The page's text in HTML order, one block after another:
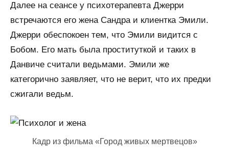
Далее на сеансе у психотерапевта Джерри
встречаются его жена Сандра и клиентка Эмили.
Джерри обеспокоен тем, что Эмили видится с
Бобом. Его мать была проституткой и таких в
Данвиче считали ведьмами. Эмили же
категорично заявляет, что не верит, что их предки
сжигали ведьм.
Кадр из фильма «Город живых мертвецов»